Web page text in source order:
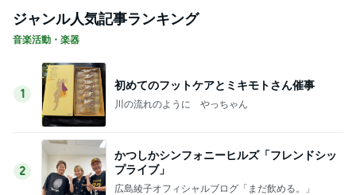
ジャンル人気記事ランキング
音楽活動・楽器
1
初めてのフットケアとミキモトさん催事
川の流れのように やっちゃん
2
かつしかシンフォニーヒルズ「フレンドシッ
プライブ」
広島綾子オフィシャルブログ「まだ飲める。」